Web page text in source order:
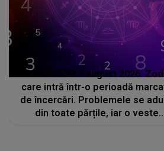
HOROSCOP 7 august 2026.
care intră într-o perioadă
de încercări. Problemele se
din toate părțile, iar o veste